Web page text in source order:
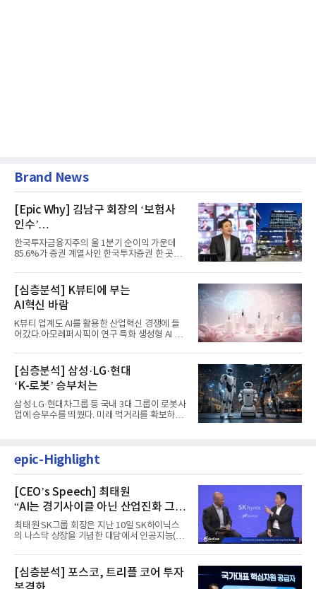
Brand News
[Epic Why] 김남구 회장의 ‘보험사
인수’
발걸음이 신중해진 배경은?
한국투자금융지주의 올 1분기 순이익 가운데
85.6%가 증권 계열사인 한국투자증권 한 곳에
[심층분석] K뷰티에 부는
AI혁신 바람
K뷰티 업계도 AI를 활용한 산업혁신 경쟁에 들
어갔다.아모레퍼시픽이 연구 특화 생성형 AI 플
[심층분석] 삼성·LG·현대
‘K-로봇’ 승부처는
삼성·LG·현대차그룹 등 국내 3대 그룹이 로봇사
업에 승부수를 띄웠다. 미래 먹거리를 확보하기
epic-Highlight
[CEO’s Speech] 최태원
“AI는 경기사이클 아닌 산업진화 그
자체”
최태원 SK그룹 회장은 지난 10일 SK하이닉스
의 나스닥 상장을 기념한 대담에서 인공지능(AI)
[심층분석] 포스코, 트리플 코어 투자